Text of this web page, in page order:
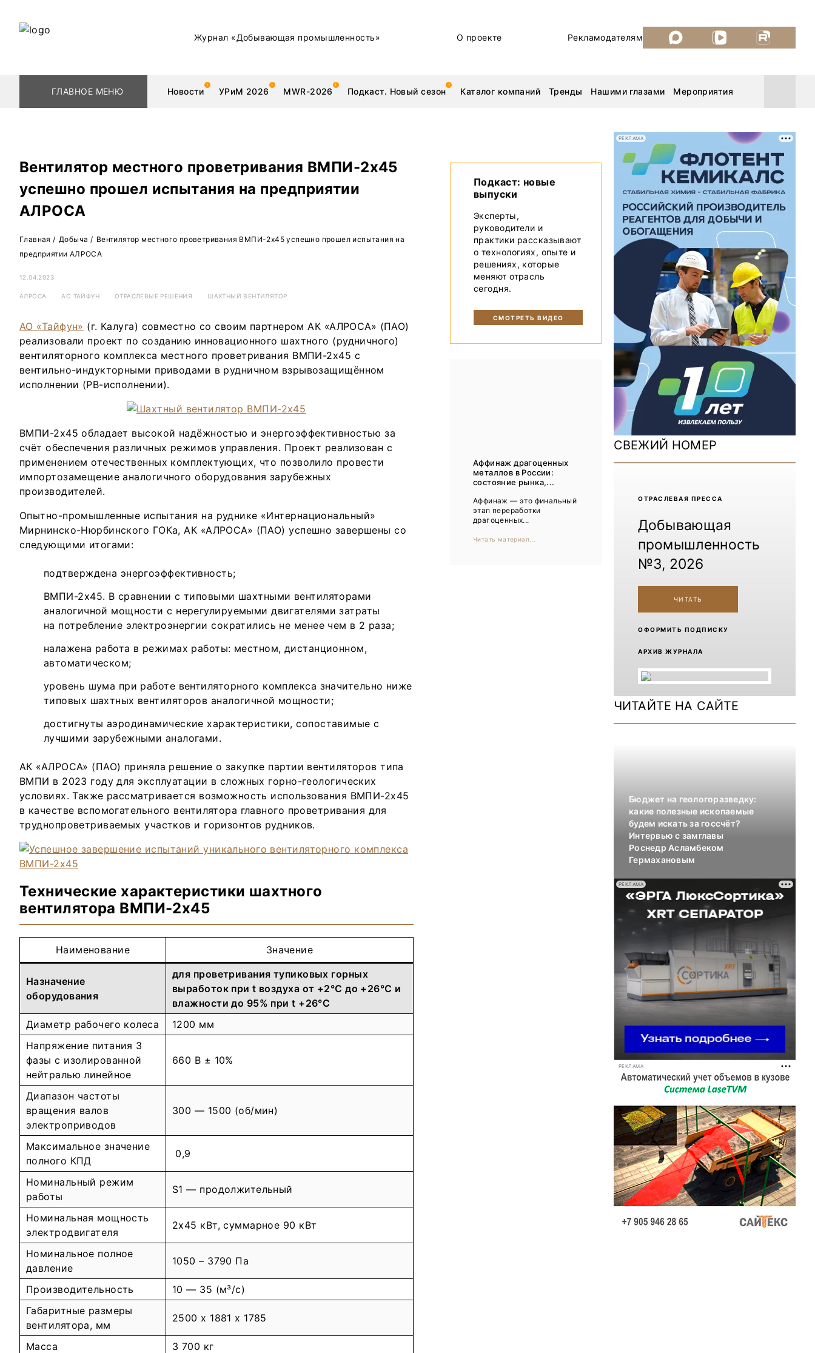
Журнал «Добывающая промышленность» О проекте Рекламодателям
ГЛАВНОЕ МЕНЮ Новости УРиМ 2026 MWR-2026 Подкаст. Новый сезон Каталог компаний Тренды Нашими глазами Мероприятия
Обогащение
Металлургия
Нашими глазами | Репортажи с предприятий
Мероприятия
Каталог компаний
Уголь России и Майнинг 2026
MiningWorld Russia 2026
ДП Подкаст. Новый сезон
Рудник 2025
MiningWorld Russia 2025
Уголь России и Майнинг 2025
Рудник 2024 | Обзор выставки
В помощь шахтёру 2024
Уголь России и Майнинг 2024
Mining World Russia 2024
Вентилятор местного проветривания ВМПИ-2х45
успешно прошел испытания на предприятии
АЛРОСА
Главная / Добыча / Вентилятор местного проветривания ВМПИ-2х45 успешно прошел испытания на
предприятии АЛРОСА
12.04.2023
АЛРОСА АО ТАЙФУН ОТРАСЛЕВЫЕ РЕШЕНИЯ ШАХТНЫЙ ВЕНТИЛЯТОР
АО «Тайфун» (г. Калуга) совместно со своим партнером АК «АЛРОСА» (ПАО)
реализовали проект по созданию инновационного шахтного (рудничного)
вентиляторного комплекса местного проветривания ВМПИ-2х45 с
вентильно-индукторными приводами в рудничном взрывозащищённом
исполнении (РВ-исполнении).
ВМПИ-2х45 обладает высокой надёжностью и энергоэффективностью за
счёт обеспечения различных режимов управления. Проект реализован с
применением отечественных комплектующих, что позволило провести
импортозамещение аналогичного оборудования зарубежных
производителей.
Опытно-промышленные испытания на руднике «Интернациональный»
Мирнинско-Нюрбинского ГОКа, АК «АЛРОСА» (ПАО) успешно завершены со
следующими итогами:
подтверждена энергоэффективность;
ВМПИ-2х45. В сравнении с типовыми шахтными вентиляторами
аналогичной мощности с нерегулируемыми двигателями затраты
на потребление электроэнергии сократились не менее чем в 2 раза;
налажена работа в режимах работы: местном, дистанционном,
автоматическом;
уровень шума при работе вентиляторного комплекса значительно ниже
типовых шахтных вентиляторов аналогичной мощности;
достигнуты аэродинамические характеристики, сопоставимые с
лучшими зарубежными аналогами.
АК «АЛРОСА» (ПАО) приняла решение о закупке партии вентиляторов типа
ВМПИ в 2023 году для эксплуатации в сложных горно-геологических
условиях. Также рассматривается возможность использования ВМПИ-2х45
в качестве вспомогательного вентилятора главного проветривания для
труднопроветриваемых участков и горизонтов рудников.
Технические характеристики шахтного
вентилятора ВМПИ-2х45
Наименование Значение
Назначение
оборудования
для проветривания тупиковых горных
выработок при t воздуха от +2°С до +26°С и
влажности до 95% при t +26°С
Диаметр рабочего колеса
1200 мм
Напряжение питания 3
фазы с изолированной
нейтралью линейное
660 В ± 10%
Диапазон частоты
вращения валов
электроприводов
300 — 1500 (об/мин)
Максимальное значение
полного КПД
0,9
Номинальный режим
работы
S1 — продолжительный
Номинальная мощность
электродвигателя
2х45 кВт, суммарное 90 кВт
Номинальное полное
давление
1050 – 3790 Па
Производительность
10 — 35 (м³/с)
Габаритные размеры
вентилятора, мм
2500 х 1881 x 1785
Масса
3 700 кг
Подкаст: новые
выпуски
Эксперты,
руководители и
практики рассказывают
о технологиях, опыте и
решениях, которые
меняют отрасль
сегодня.
СМОТРЕТЬ ВИДЕО
Аффинаж драгоценных
металлов в России:
состояние рынка,...
Аффинаж ― это финальный
этап переработки
драгоценных...
Читать материал...
РЕКЛАМА
СВЕЖИЙ НОМЕР
ОТРАCЛЕВАЯ ПРЕССА
Добывающая
промышленность
№3, 2026
ЧИТАТЬ
ОФОРМИТЬ ПОДПИСКУ
АРХИВ ЖУРНАЛА
ЧИТАЙТЕ НА САЙТЕ
Бюджет на геологоразведку:
какие полезные ископаемые
будем искать за госсчёт?
Интервью с замглавы
Роснедр Асламбеком
Гермахановым
РЕКЛАМА
РЕКЛАМА